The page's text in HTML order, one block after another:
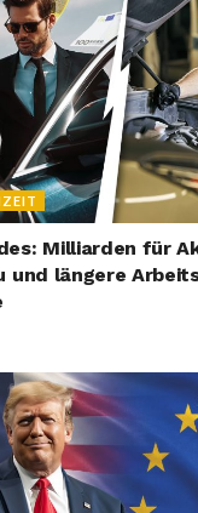
Milliarden für
und längere